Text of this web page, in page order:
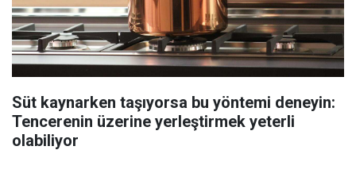
Süt kaynarken taşıyorsa bu yöntemi deneyin:
Tencerenin üzerine yerleştirmek yeterli
olabiliyor